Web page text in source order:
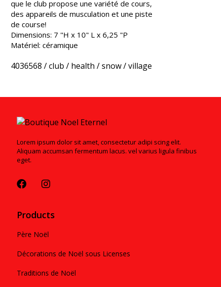
que le club propose une variété de cours,
des appareils de musculation et une piste
de course!
Dimensions: 7 "H x 10" L x 6,25 "P
Matériel: céramique
4036568 /club / health /snow/village
Lorem ipsum dolor sit amet, consectetur adipi scing elit.
Aliquam accumsan fermentum lacus. vel varius ligula finibus
eget.
Products
Père Noël
Décorations de Noël sous Licenses
Traditions de Noël